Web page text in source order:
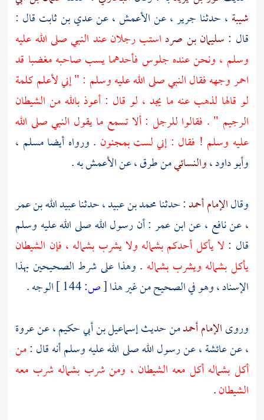
شيبة ، حدثنا جرير، عنالأعمش، عنعدي بن ثابت قال :
قال : سليمان بن صرداستب رجلان عند النبي صلى الله عليه
وسلم ، ونحن عنده جلوس فأحدهما يسب صاحبه مغضبا قد
احمر وجهه فقال النبي صلى الله عليه وسلم : " إني لأعلم كلمة
لو قالها لذهب عنه ما يجد ، لو قال : أعوذ بالله من الشيطان
الرجيم " . فقالوا للرجل : ألا تسمع ما يقول النبي صلى الله
عليه وسلم ! فقال : إني لست بمجنون . ورواه أيضامسلم ،
وأبو داود،والنسائيمن طرق ، عنالأعمشبه .
وقالالإمام أحمد: حدثنامحمد بن عبيد، حدثناعبيد الله بن عمر
، عننافع ، عنابن عمر : أن رسول الله صلى الله عليه وسلم
قال : لا يأكل أحدكم بشماله ولا يشرب بشماله ، فإن الشيطان
يأكل بشماله ويشرب بشماله . وهذا على شرط الصحيحين بهذا
الإسناد ، وهو في الصحيح من غير هذا[ص:
الوجه .
وروىالإمام أحمدمن حديثإسماعيل بن أبي حكيم، عنعروة
، عنعائشة، عن رسول الله صلى الله عليه وسلم أنه قال :من
أكل بشماله أكل معه الشيطان ، ومن شرب بشماله شرب معه
الشيطان.